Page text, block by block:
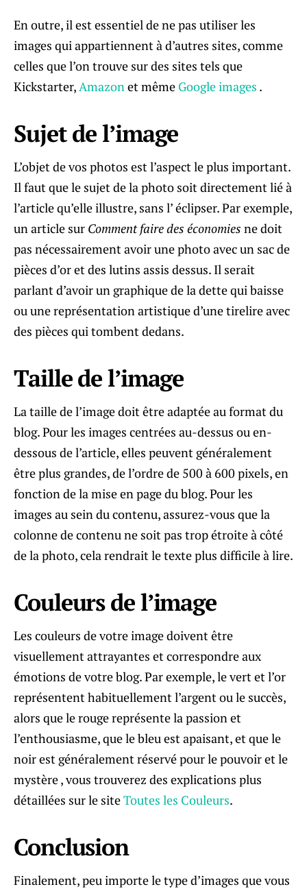
En outre, il est essentiel de ne pas utiliser les
images qui appartiennent à d’autres sites, comme
celles que l’on trouve sur des sites tels que
Kickstarter,Amazonet même Google images .
Sujet de l’image
L’objet de vos photos est l’aspect le plus important.
Il faut que le sujet de la photo soit directement lié à
l’article qu’elle illustre, sans l’ éclipser. Par exemple,
un article sur Comment faire des économies ne doit
pas nécessairement avoir une photo avec un sac de
pièces d’or et des lutins assis dessus. Il serait
parlant d’avoir un graphique de la dette qui baisse
ou une représentation artistique d’une tirelire avec
des pièces qui tombent dedans.
Taille de l’image
La taille de l’image doit être adaptée au format du
blog. Pour les images centrées au-dessus ou en-
dessous de l’article, elles peuvent généralement
être plus grandes, de l’ordre de 500 à 600 pixels, en
fonction de la mise en page du blog. Pour les
images au sein du contenu, assurez-vous que la
colonne de contenu ne soit pas trop étroite à côté
de la photo, cela rendrait le texte plus difficile à lire.
Couleurs de l’image
Les couleurs de votre image doivent être
visuellement attrayantes et correspondre aux
émotions de votre blog. Par exemple, le vert et l’or
représentent habituellement l’argent ou le succès,
alors que le rouge représente la passion et
l’enthousiasme, que le bleu est apaisant, et que le
noir est généralement réservé pour le pouvoir et le
mystère , vous trouverez des explications plus
détaillées sur le siteToutes les Couleurs.
Conclusion
Finalement, peu importe le type d’images que vous